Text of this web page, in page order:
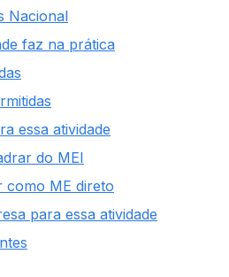
Nacional
faz na prática
essa atividade
do MEI
como ME direto
para essa atividade